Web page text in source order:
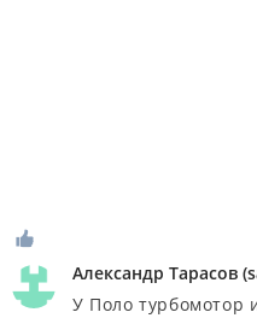
Александр Тарасов (
У Поло турбомотор